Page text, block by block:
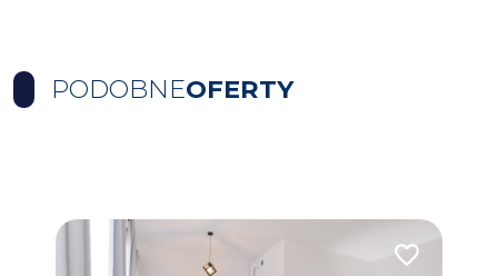
PODOBNEOFERTY
Dodaj do ulubionych Dodaj do